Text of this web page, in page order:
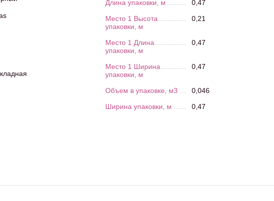
Длина упаковки, м
0,47
Место 1 Высота
упаковки, м
0,21
Место 1 Длина
упаковки, м
0,47
Место 1 Ширина
упаковки, м
0,47
Объем в упаковке, м3
0,046
Ширина упаковки, м
0,47